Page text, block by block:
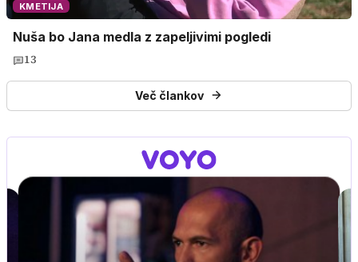
KMETIJA
Nuša bo Jana medla z zapeljivimi pogledi
13
Več člankov